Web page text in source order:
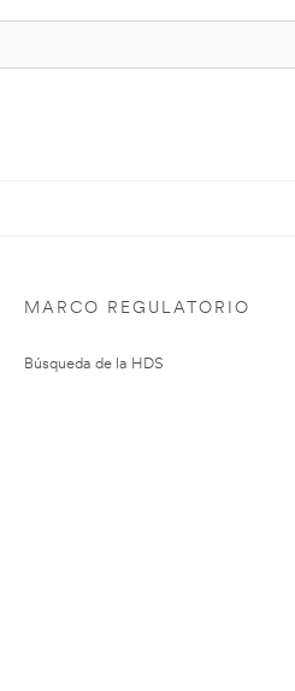
MARCO REGULATORIO
Búsqueda de la HDS